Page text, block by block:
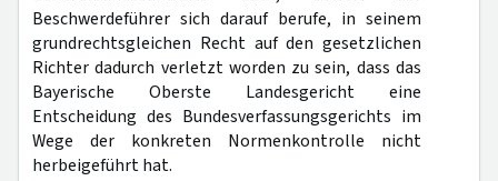
Beschwerdeführer sich darauf berufe, in seinem
grundrechtsgleichen Recht auf den gesetzlichen
Richter dadurch verletzt worden zu sein, dass das
Bayerische Oberste Landesgericht eine
Entscheidung des Bundesverfassungsgerichts im
Wege der konkreten Normenkontrolle nicht
herbeigeführt hat.